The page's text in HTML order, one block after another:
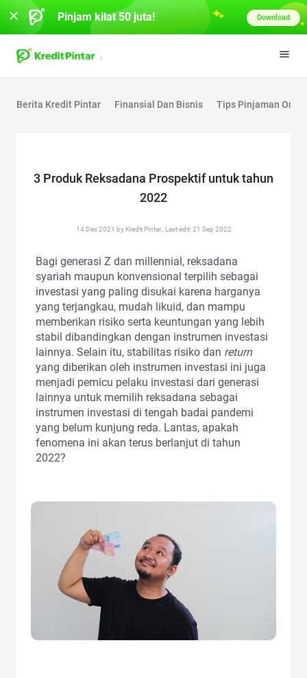
Berita Kredit Pintar Finansial Dan Bisnis Tips Pinjaman
3 Produk Reksadana Prospektif untuk tahun
2022
14 Dec 2021 by Kredit Pintar., Last edit: 21 Sep 2022
Bagi generasi Z dan millennial, reksadana
syariah maupun konvensional terpilih sebagai
investasi yang paling disukai karena harganya
yang terjangkau, mudah likuid, dan mampu
memberikan risiko serta keuntungan yang lebih
stabil dibandingkan dengan instrumen investasi
lainnya. Selain itu, stabilitas risiko dan return
yang diberikan oleh instrumen investasi ini juga
menjadi pemicu pelaku investasi dari generasi
lainnya untuk memilih reksadana sebagai
instrumen investasi di tengah badai pandemi
yang belum kunjung reda. Lantas, apakah
fenomena ini akan terus berlanjut di tahun
2022?
Pinjam kilat 50 juta! Download